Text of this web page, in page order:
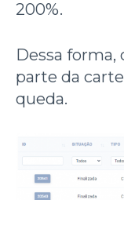
200%.
Dessa
parte da
queda.